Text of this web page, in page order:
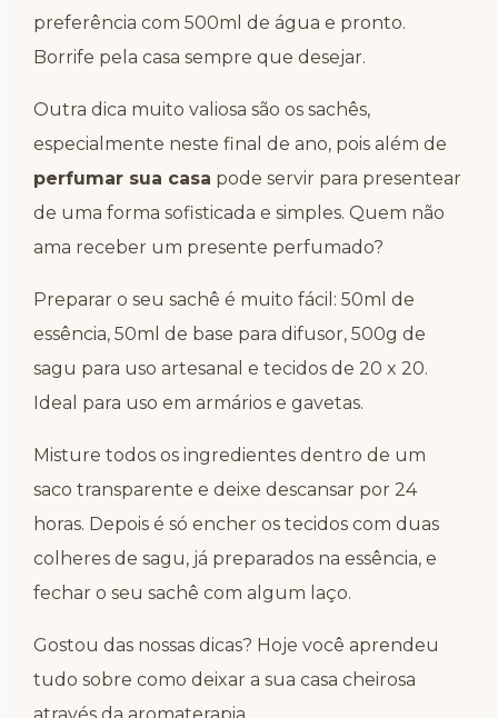
preferência com 500ml de água e pronto.
Borrife pela casa sempre que desejar.
Outra dica muito valiosa são os sachês,
especialmente neste final de ano, pois além de
perfumar sua casa pode servir para presentear
de uma forma sofisticada e simples. Quem não
ama receber um presente perfumado?
Preparar o seu sachê é muito fácil: 50ml de
essência, 50ml de base para difusor, 500g de
sagu para uso artesanal e tecidos de 20 x 20.
Ideal para uso em armários e gavetas.
Misture todos os ingredientes dentro de um
saco transparente e deixe descansar por 24
horas. Depois é só encher os tecidos com duas
colheres de sagu, já preparados na essência, e
fechar o seu sachê com algum laço.
Gostou das nossas dicas? Hoje você aprendeu
tudo sobre como deixar a sua casa cheirosa